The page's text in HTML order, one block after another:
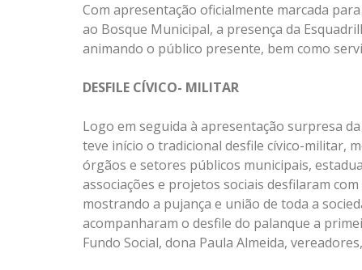
Com apresentação oficialmente marcada
ao Bosque Municipal, a presença da
animando o público presente, bem como
DESFILE CÍVICO- MILITAR
Logo em seguida à apresentação surpresa
teve início o tradicional desfile cívico-militar,
órgãos e setores públicos municipais,
associações e projetos sociais desfilaram
mostrando a pujança e união de toda a
acompanharam o desfile do palanque a
Fundo Social, dona Paula Almeida,